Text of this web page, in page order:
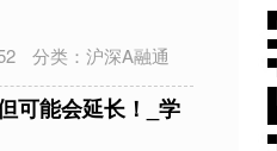
分类： 沪深A融通
可能会延长！_学